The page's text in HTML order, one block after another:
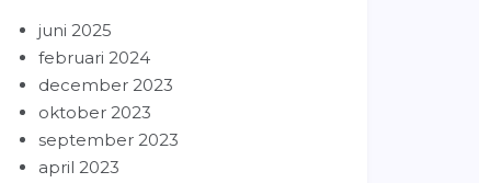
juni 2025
februari 2024
december 2023
oktober 2023
september 2023
april 2023